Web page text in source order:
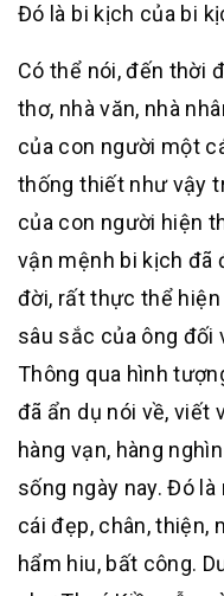
Đó là bi kịch của bi
Có thể nói, đến thời
thơ, nhà văn, nhà
của con người một
thống thiết như vậy
của con người hiện
vận mệnh bi kịch đã
đời, rất thực thể
sâu sắc của ông đối
Thông qua hình
đã ẩn dụ nói về, viết
hàng vạn, hàng
sống ngày nay. Đó
cái đẹp, chân, thiện,
hẩm hiu, bất công.